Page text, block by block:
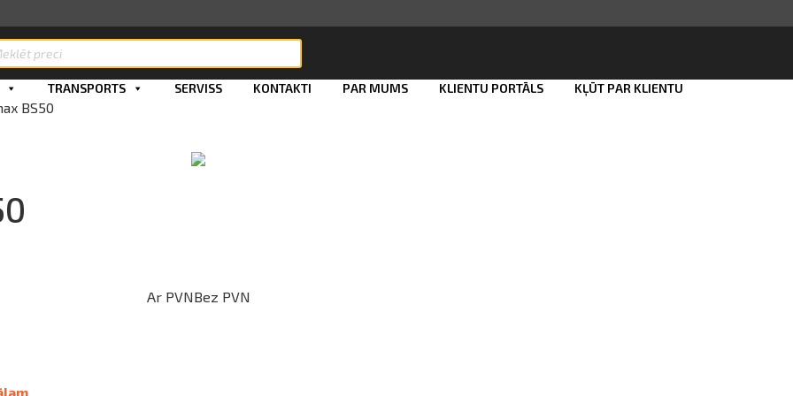
TRANSPORTS SERVISS KONTAKTI PAR MUMS KLIENTU PORTĀLS KĻŪT PAR KLIENTU
BS50
Ar PVNBez PVN